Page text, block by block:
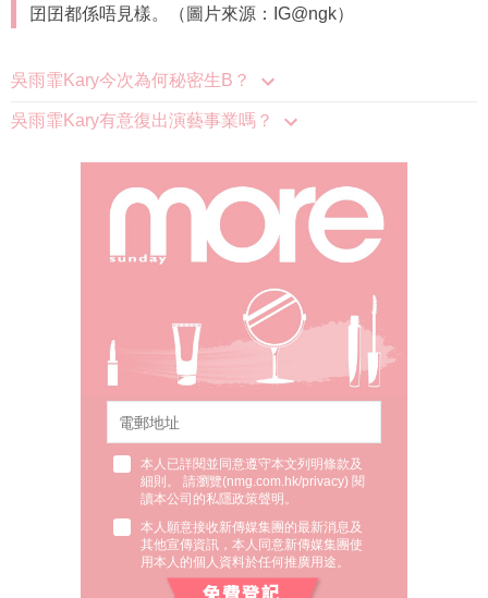
囝囝都係唔見樣。（圖片來源：IG@ngk）
吳雨霏Kary今次為何秘密生B？
吳雨霏Kary有意復出演藝事業嗎？
本人已詳閱並同意遵守本文列明條款及
細則。 請瀏覽(nmg.com.hk/privacy) 閱
讀本公司的私隱政策聲明。
本人願意接收新傳媒集團的最新消息及
其他宣傳資訊，本人同意新傳媒集團使
用本人的個人資料於任何推廣用途。